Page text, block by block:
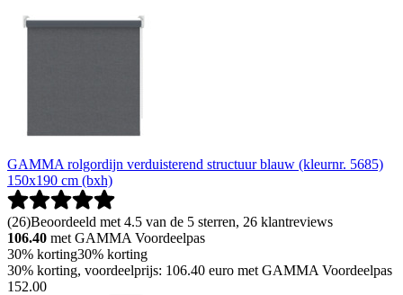
GAMMA rolgordijn verduisterend structuur blauw (kleurnr. 5685)
150x190 cm (bxh)
(26)Beoordeeld met 4.5 van de 5 sterren, 26 klantreviews
106.40 met GAMMA Voordeelpas
30% korting30% korting
30% korting, voordeelprijs: 106.40 euro met GAMMA Voordeelpas
152.00